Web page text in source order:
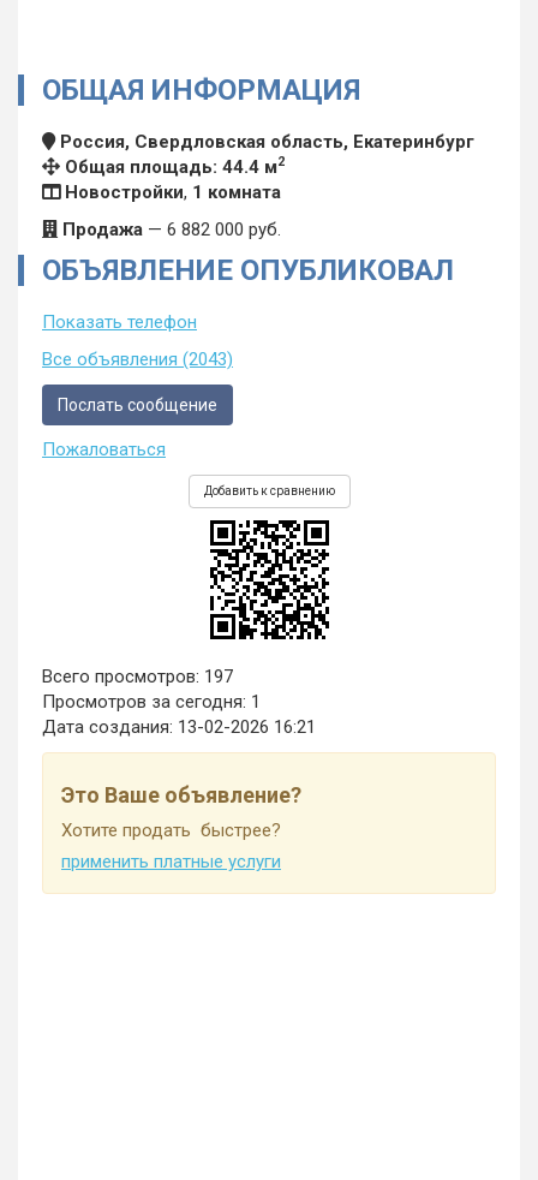
ОБЩАЯ ИНФОРМАЦИЯ
Россия, Свердловская область, Екатеринбург
Общая площадь: 44.4 м2
Новостройки, 1 комната
Продажа — 6 882 000 руб.
ОБЪЯВЛЕНИЕ ОПУБЛИКОВАЛ
Показать телефон
Все объявления (2043)
Послать сообщение
Пожаловаться
Добавить к сравнению
Всего просмотров: 197
Просмотров за сегодня: 1
Дата создания: 13-02-2026 16:21
Это Ваше объявление?
Хотите продать быстрее?
применить платные услуги